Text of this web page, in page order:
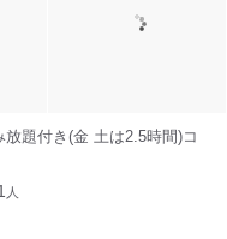
題付き(金 土は2.5時間)コ
人